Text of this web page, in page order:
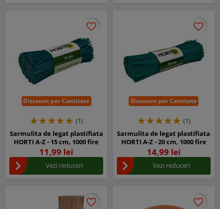
Discount per Cantitate
favorite_border
favorite_border
(1)
Sarmulita de legat plastifiata
HORTI A-Z - 15 cm, 1000 fire
11,99 lei
Vezi reduceri
Discount per Cantitate
favorite_border
favorite_border
(1)
Sarmulita de legat plastifiata
HORTI A-Z - 20 cm, 1000 fire
14,99 lei
Vezi reduceri
favorite_border
favorite_border favorite_border
favorite_border